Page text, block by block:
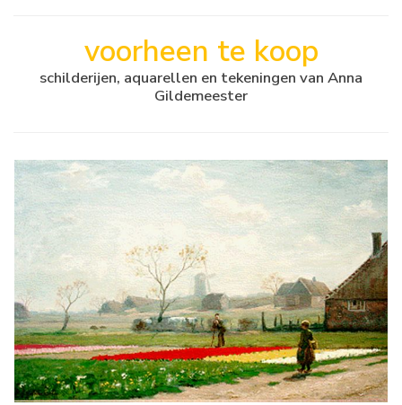
voorheen te koop
schilderijen, aquarellen en tekeningen van Anna
Gildemeester